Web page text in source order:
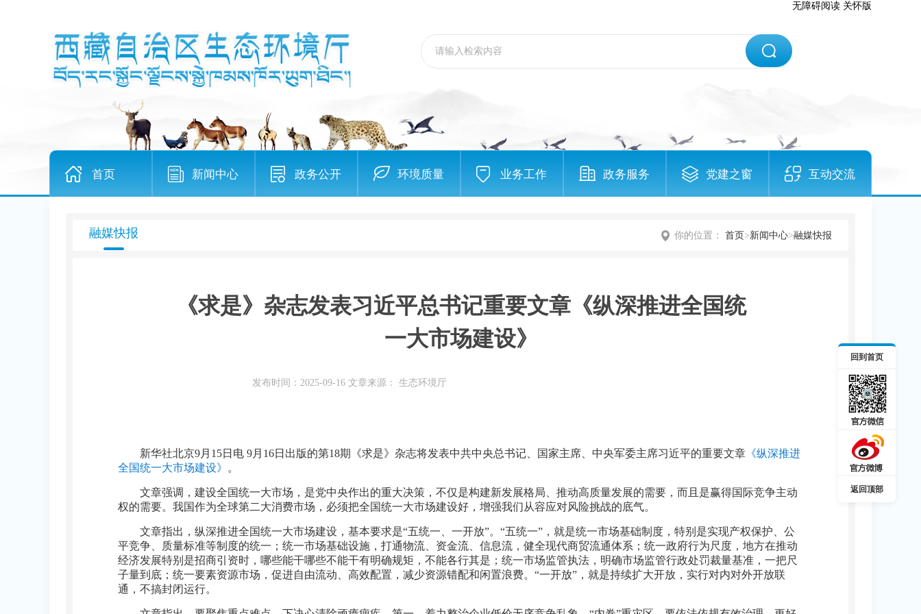
无障碍阅读 关怀版
首页 新闻中心 政务公开 环境质量 业务工作 政务服务 党建之窗 互动交流
回到首页
返回顶部
融媒快报 你的位置： 首页>新闻中心>融媒快报
《求是》杂志发表习近平总书记重要文章《纵深推进全国统
一大市场建设》
发布时间：2025-09-16 文章来源： 生态环境厅
新华社北京9月15日电 9月16日出版的第18期《求是》杂志将发表中共中央总书记、国家主席、中央军委主席习近平的重要文章 《纵深推进
全国统一大市场建设》
。
文章强调，建设全国统一大市场，是党中央作出的重大决策，不仅是构建新发展格局、推动高质量发展的需要，而且是赢得国际竞争主动
权的需要。我国作为全球第二大消费市场，必须把全国统一大市场建设好，增强我们从容应对风险挑战的底气。
文章指出，纵深推进全国统一大市场建设，基本要求是“五统一、一开放”。“五统一”，就是统一市场基础制度，特别是实现产权保护、公
平竞争、质量标准等制度的统一；统一市场基础设施，打通物流、资金流、信息流，健全现代商贸流通体系；统一政府行为尺度，地方在推动
经济发展特别是招商引资时，哪些能干哪些不能干有明确规矩，不能各行其是；统一市场监管执法，明确市场监管行政处罚裁量基准，一把尺
子量到底；统一要素资源市场，促进自由流动、高效配置，减少资源错配和闲置浪费。“一开放”，就是持续扩大开放，实行对内对外开放联
通，不搞封闭运行。